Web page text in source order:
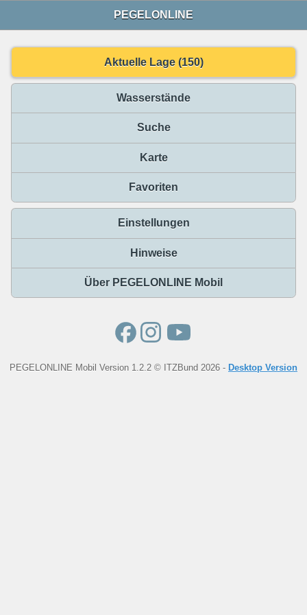
PEGELONLINE
Aktuelle Lage (150)
Wasserstände
Suche
Karte
Favoriten
Einstellungen
Hinweise
Über PEGELONLINE Mobil
PEGELONLINE Mobil Version 1.2.2 © ITZBund 2026 - Desktop Version